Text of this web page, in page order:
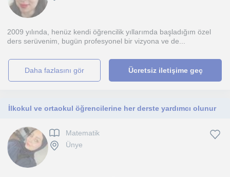
2009 yılında, henüz kendi öğrencilik yıllarımda başladığım özel
ders serüvenim, bugün profesyonel bir vizyona ve de...
daha fazlasını gör Ücretsiz iletişime geç
İlkokul ve ortaokul öğrencilerine her derste yardımcı olunur
Matematik
Ünye